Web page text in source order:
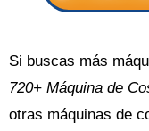
Si buscas más
720+ Máquina de
otras máquinas de